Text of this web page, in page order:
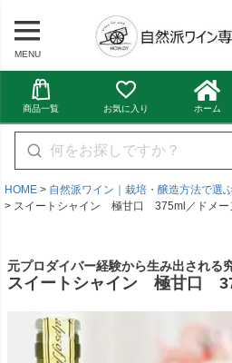
MENU
商品一覧 お気に入り ホーム
HOME
自然派ワイン｜栽培・醸造方法で選
スイートシャイン 極甘口 375ml／ドメー
元プロダイバー経験から生み出される
スイートシャイン 極甘口